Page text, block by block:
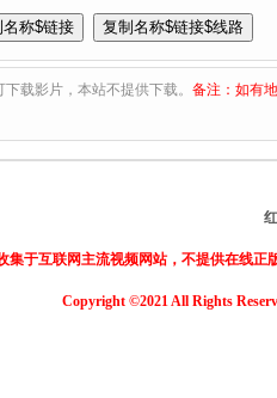
载影片，本站不提供下载。 备注：如有
集于互联网主流视频网站，不提供在线
Copyright ©2021 All Rights